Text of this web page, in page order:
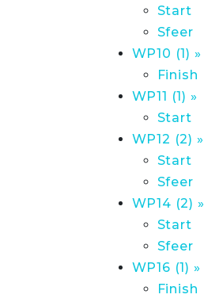
Start
Sfeer
WP10 (1) »
Finish
WP11 (1) »
Start
WP12 (2) »
Start
Sfeer
WP14 (2) »
Start
Sfeer
WP16 (1) »
Finish